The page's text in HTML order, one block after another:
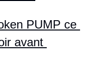
PUMP ce
avant